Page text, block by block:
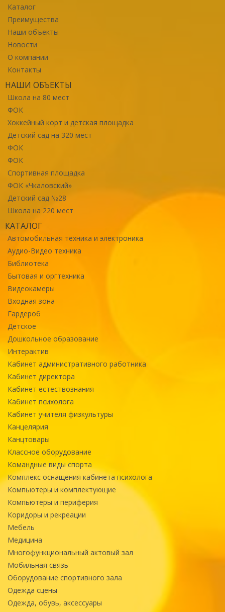
Каталог
Преимущества
Наши объекты
Новости
О компании
Контакты
НАШИ ОБЪЕКТЫ
Школа на 80 мест
ФОК
Хоккейный корт и детская площадка
Детский сад на 320 мест
ФОК
ФОК
Спортивная площадка
ФОК «Чкаловский»
Детский сад №28
Школа на 220 мест
КАТАЛОГ
Автомобильная техника и электроника
Аудио-Видео техника
Библиотека
Бытовая и оргтехника
Видеокамеры
Входная зона
Гардероб
Детское
Дошкольное образование
Интерактив
Кабинет административного работника
Кабинет директора
Кабинет естествознания
Кабинет психолога
Кабинет учителя физкультуры
Канцелярия
Канцтовары
Классное оборудование
Командные виды спорта
Комплекс оснащения кабинета психолога
Компьютеры и комплектующие
Компьютеры и периферия
Коридоры и рекреации
Мебель
Медицина
Многофункциональный актовый зал
Мобильная связь
Оборудование спортивного зала
Одежда сцены
Одежда, обувь, аксессуары